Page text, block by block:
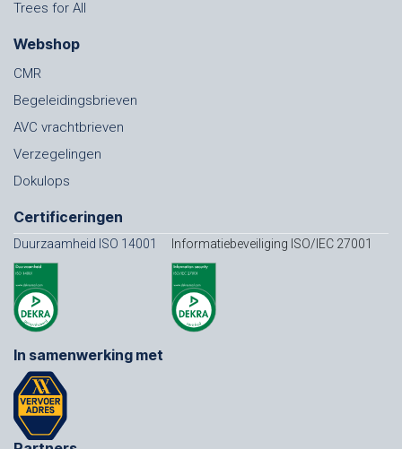
Trees for All
Webshop
CMR
Begeleidingsbrieven
AVC vrachtbrieven
Verzegelingen
Dokulops
Certificeringen
Duurzaamheid ISO 14001 Informatiebeveiliging ISO/IEC 27001
In samenwerking met